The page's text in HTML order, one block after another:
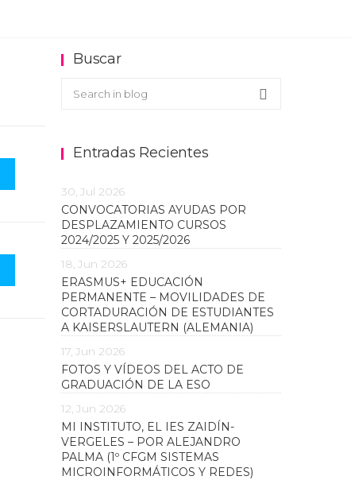
Buscar
Buscar en el blog
Search
Entradas Recientes
30, Jul 2026
CONVOCATORIAS AYUDAS POR
DESPLAZAMIENTO CURSOS
2024/2025 Y 2025/2026
18, Jun 2026
ERASMUS+ EDUCACIÓN
PERMANENTE – MOVILIDADES DE
CORTADURACIÓN DE ESTUDIANTES
A KAISERSLAUTERN (ALEMANIA)
17, Jun 2026
FOTOS Y VÍDEOS DEL ACTO DE
GRADUACIÓN DE LA ESO
12, Jun 2026
MI INSTITUTO, EL IES ZAIDÍN-
VERGELES – POR ALEJANDRO
PALMA (1º CFGM SISTEMAS
MICROINFORMÁTICOS Y REDES)